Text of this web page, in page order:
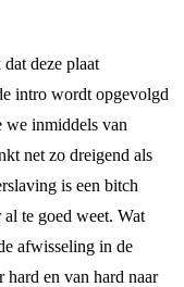
deze plaat
intro wordt opgevolgd
we inmiddels van
net zo dreigend als
is een bitch
te goed weet. Wat
afwisseling in de
hard en van hard naar